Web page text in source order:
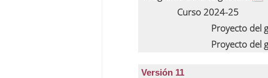
Curso 2024-25
Proyecto del
Proyecto del
Versión 11